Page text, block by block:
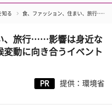
知る 食、ファッション、住まい、旅行……
、旅行……影響は身近な
動に向き合うイベント
PR 提供：環境省